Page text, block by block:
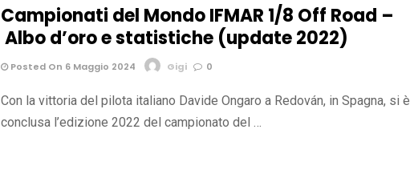
Campionati del Mondo IFMAR 1/8 Off Road –
Albo d’oro e statistiche (update 2022)
Posted On 6 Maggio 2024 Gigi 0
Con la vittoria del pilota italiano Davide Ongaro a Redován, in Spagna, si è
conclusa l’edizione 2022 del campionato del …